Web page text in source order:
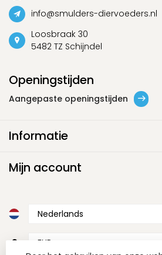
info@smulders-diervoeders.nl
Loosbraak 30
5482 TZ Schijndel
Openingstijden
Aangepaste openingstijden
Informatie
Mijn account
€